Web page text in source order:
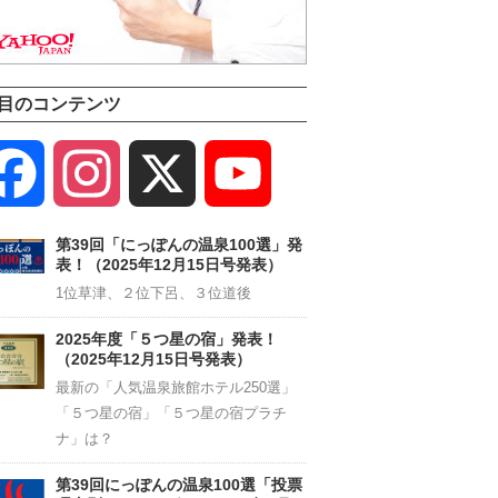
のコンテンツ
Facebook Instagram
Channel
第39回「にっぽんの温泉100選」発
表！（2025年12月15日号発表）
1位草津、２位下呂、３位道後
2025年度「５つ星の宿」発表！
（2025年12月15日号発表）
最新の「人気温泉旅館ホテル250選」
「５つ星の宿」「５つ星の宿プラチ
ナ」は？
第39回にっぽんの温泉100選「投票